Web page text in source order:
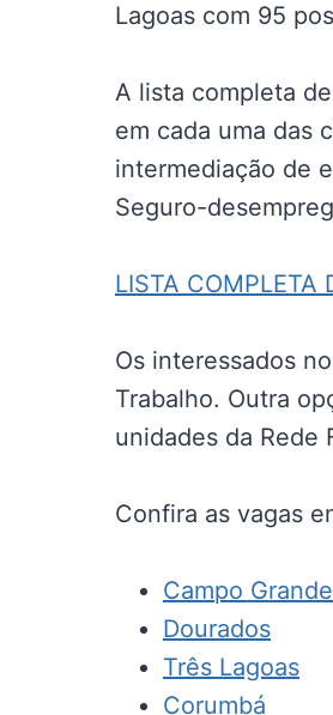
Lagoas com 95
A lista completa
em cada uma das
intermediação de
Seguro-
LISTA COMPLETA
Os interessados
Trabalho. Outra
unidades da Rede
Confira as vagas
Campo Grande
Dourados
Três Lagoas
Corumbá